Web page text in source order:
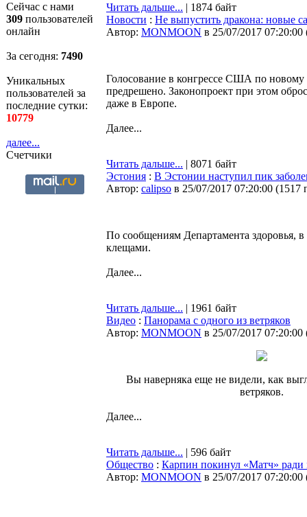
Сейчас с нами
309 пользователей
онлайн
За сегодня: 7490
Уникальных
пользователей за
последние сутки:
10779
далее...
Счетчики
Читать дальше... | 1874 байт
Новости : Не выпустить дракона: новые
Автор: MONMOON в 25/07/2017 07:20:00
Голосование в конгрессе США по
предрешено. Законопроект при этом
даже в Европе.
Далее...
Читать дальше... | 8071 байт
Эстония : В Эстонии наступил пик
Автор: calipso в 25/07/2017 07:20:00 (1517
По сообщениям Департамента здоровья,
клещами.
Далее...
Читать дальше... | 1961 байт
Видео : Панорама с одного из ветряков
Автор: MONMOON в 25/07/2017 07:20:00
Вы наверняка еще не видели, как
ветряков.
Далее...
Читать дальше... | 596 байт
Общество : Карпин покинул «Матч» ради
Автор: MONMOON в 25/07/2017 07:20:00